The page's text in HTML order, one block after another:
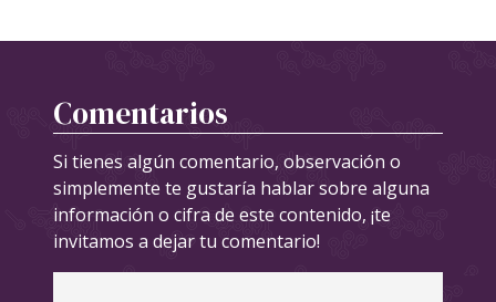
Comentarios
Si tienes algún comentario, observación o
simplemente te gustaría hablar sobre alguna
información o cifra de este contenido, ¡te
invitamos a dejar tu comentario!